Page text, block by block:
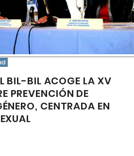
BIL-BIL ACOGE LA XV
PREVENCIÓN DE
CENTRADA EN